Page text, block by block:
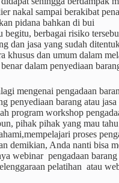
nakal sampai berakibat
pidana bahkan di bui
begitu, berbagai risiko
dan jasa yang sudah
khusus dan umum dalam
dalam penyediaan
mengenai pengadaan
penyediaan barang atau
program workshop
pihak pihak yang mau
proses
demikian, Anda nanti bisa
webinar pengadaan barang
pelatihan atau